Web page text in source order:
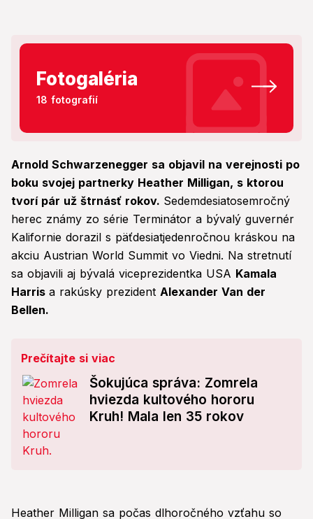
Fotogaléria
18 fotografií
Arnold Schwarzenegger sa objavil na verejnosti po
boku svojej partnerky Heather Milligan, s ktorou
tvorí pár už štrnásť rokov. Sedemdesiatosemročný
herec známy zo série Terminátor a bývalý guvernér
Kalifornie dorazil s päťdesiatjedenročnou kráskou na
akciu Austrian World Summit vo Viedni. Na stretnutí
sa objavili aj bývalá viceprezidentka USA Kamala
Harris a rakúsky prezident Alexander Van der
Bellen.
Prečítajte si viac
Šokujúca správa: Zomrela
hviezda kultového hororu
Kruh! Mala len 35 rokov
Heather Milligan sa počas dlhoročného vzťahu so